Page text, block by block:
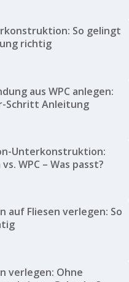
So gelingt
richtig
aus WPC anlegen:
Schritt Anleitung
Unterkonstruktion:
WPC – Was passt?
auf Fliesen verlegen: So
verlegen: Ohne